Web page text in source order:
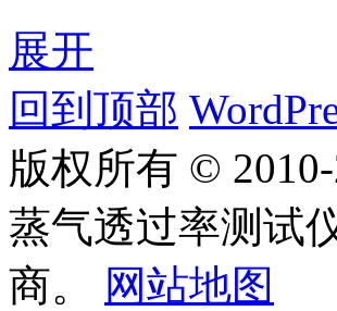
展开
回到顶部
版权所有 ©
蒸气透过率测试
商。
网站地图